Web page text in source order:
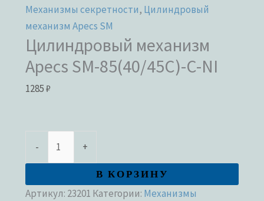
Механизмы секретности, Цилиндровый
механизм Apecs SM
Цилиндровый механизм
Apecs SM-85(40/45C)-C-NI
1285₽
- +
В КОРЗИНУ
Артикул: 23201 Категории: Механизмы